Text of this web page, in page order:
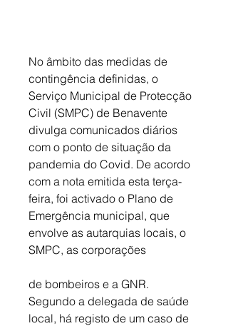
No âmbito das medidas de
contingência definidas, o
Serviço Municipal de Protecção
Civil (SMPC) de Benavente
divulga comunicados diários
com o ponto de situação da
pandemia do Covid. De acordo
com a nota emitida esta terça-
feira, foi activado o Plano de
Emergência municipal, que
envolve as autarquias locais, o
SMPC, as corporações
de bombeiros e a GNR.
Segundo a delegada de saúde
local, há registo de um caso de